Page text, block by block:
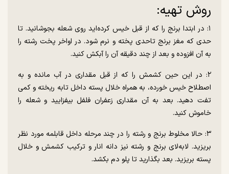
روش تهیه:
۱: در ابتدا برنج را که از قبل خیس کرده‌اید روی شعله بجوشانید. تا
حدی که مغز برنج تاحدی پخته و نرم شود. در اواخر پخت رشته را
به آن افزوده و بعد از چند دقیقه آن را آبکش کنید.
۲: در این حین کشمش را که از قبل مقداری در آب مانده و به
اصطلاح خیس خورده، به همراه خلال پسته داخل تابه ریخته و کمی
تفت دهید. بعد به آن مقداری زعفران فلفل بیفزایید و شعله را
خاموش کنید.
۳: حالا مخلوط برنج و رشته را در چند مرحله داخل قابلمه مورد نظر
بریزید. لابه‌لای برنج و رشته نیز دانه انار و ترکیب کشمش و خلال
پسته بریزید. بعد بگذارید تا پلو دم بکشد.